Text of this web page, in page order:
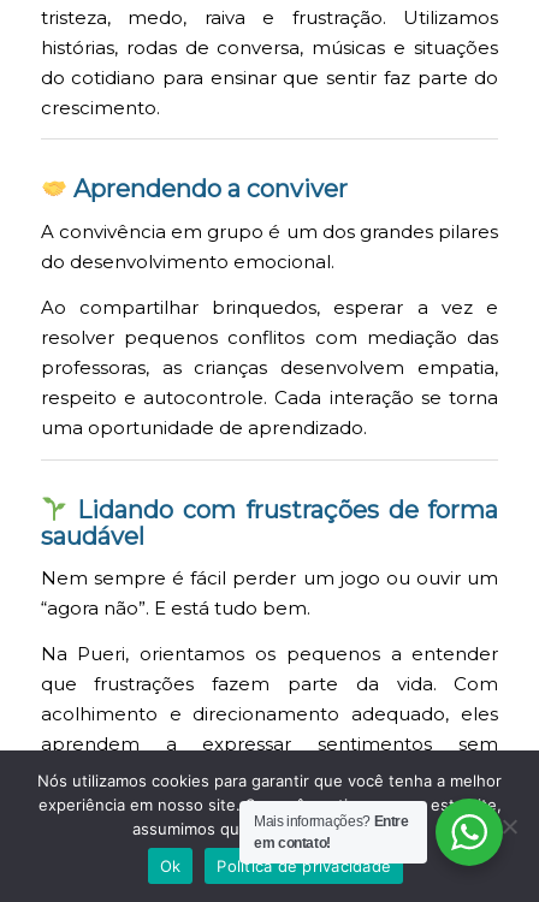
tristeza, medo, raiva e frustração. Utilizamos
histórias, rodas de conversa, músicas e situações
do cotidiano para ensinar que sentir faz parte do
crescimento.
Aprendendo a conviver
A convivência em grupo é um dos grandes pilares
do desenvolvimento emocional.
Ao compartilhar brinquedos, esperar a vez e
resolver pequenos conflitos com mediação das
professoras, as crianças desenvolvem empatia,
respeito e autocontrole. Cada interação se torna
uma oportunidade de aprendizado.
Lidando com frustrações de forma
saudável
Nem sempre é fácil perder um jogo ou ouvir um
“agora não”. E está tudo bem.
Na Pueri, orientamos os pequenos a entender
que frustrações fazem parte da vida. Com
acolhimento e direcionamento adequado, eles
aprendem a expressar sentimentos sem
agressividade e a buscar soluções.
Atividades que fortalecem o
emocional
Mais informações? Entre
em contato!
Nós utilizamos cookies para garantir que você tenha a melhor
experiência em nosso site. Se você continua a usar este site,
assumimos que você está satisfeito.
Ok
Política de privacidade